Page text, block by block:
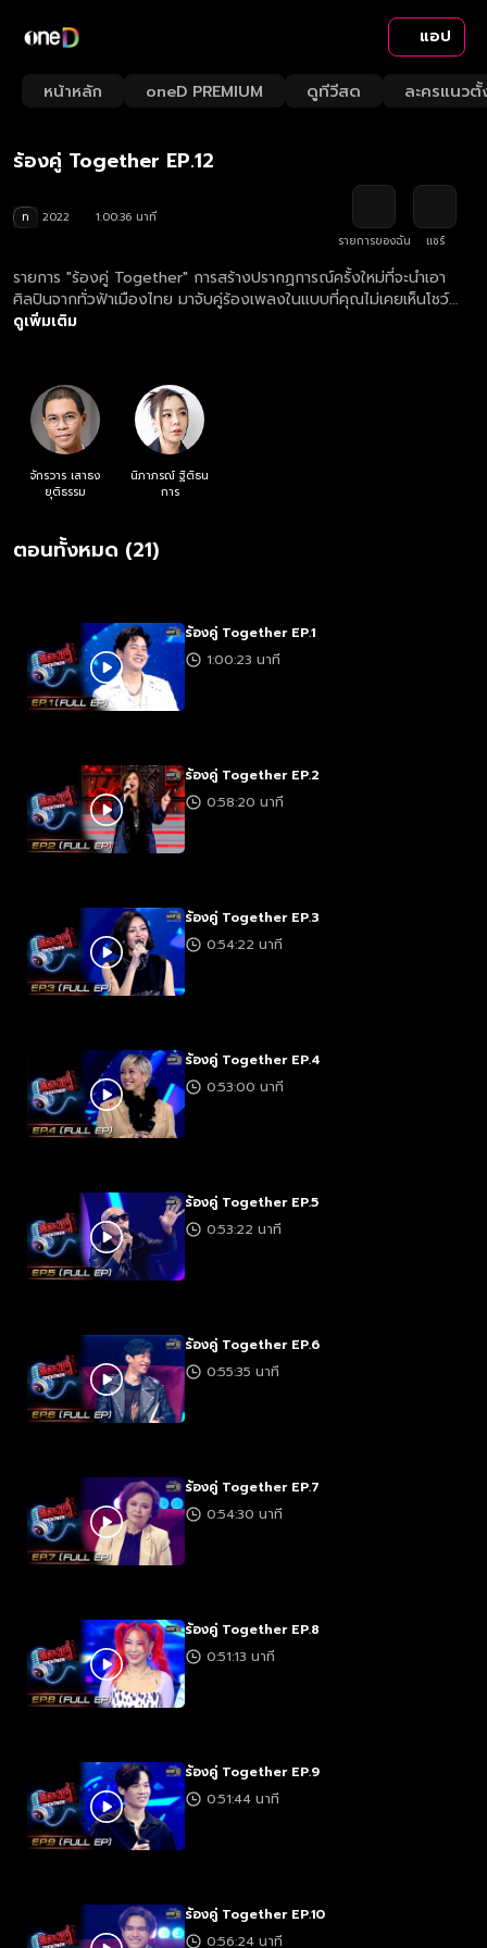
แอป
หน้าหลัก oneD PREMIUM ดูทีวีสด ละครแนวตั้
Loaded:
1.65%
Rate
ร้องคู่ Together EP.12
ท 2022
1:00:36 นาที
รายการของฉัน
แชร์
รายการ "ร้องคู่ Together" การสร้างปรากฏการณ์ครั้งใหม่ที่จะนำเอา
ศิลปินจากทั่วฟ้าเมืองไทย มาจับคู่ร้องเพลงในแบบที่คุณไม่เคยเห็นโชว์
แบบนี้ที่ไหนมาก่อน โดยได้นักร้องสาวอารมณ์ดี ซานิ-นิภาภรณ์ มารับ
กันมาคอมเมนต์โชว์กันแบบสนุก ซึ้ง ประทับใจ ตัดสินโดยคะแนนโหวตจาก
ผู้ชม 100คน ( 50 คนในสตูดิโอ และ 50 คนทางออนไลน์) ซึ่งผู้ชนะจะได้
เงินรางวัล 50,000 บาท เพื่อไปมอบให้กับมูลนิธิ หรือองค์กรการกุศลที่
ต้องการ
ดูเพิ่มเติม
จักรวาร เสาธง
ยุติธรรม
นิภาภรณ์ ฐิติธน
การ
ตอนทั้งหมด (21)
ร้องคู่ Together EP.1
1:00:23 นาที
ร้องคู่ Together EP.2
0:58:20 นาที
ร้องคู่ Together EP.3
0:54:22 นาที
ร้องคู่ Together EP.4
0:53:00 นาที
ร้องคู่ Together EP.5
0:53:22 นาที
ร้องคู่ Together EP.6
0:55:35 นาที
ร้องคู่ Together EP.7
0:54:30 นาที
ร้องคู่ Together EP.8
0:51:13 นาที
ร้องคู่ Together EP.9
0:51:44 นาที
ร้องคู่ Together EP.10
0:56:24 นาที